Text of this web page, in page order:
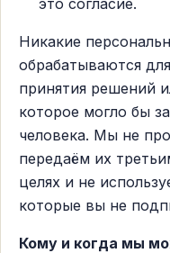
это согласие.
Никакие
обрабатываются
принятия решений
которое могло бы
человека. Мы не
передаём их
целях и не
которые вы не
Кому и когда мы